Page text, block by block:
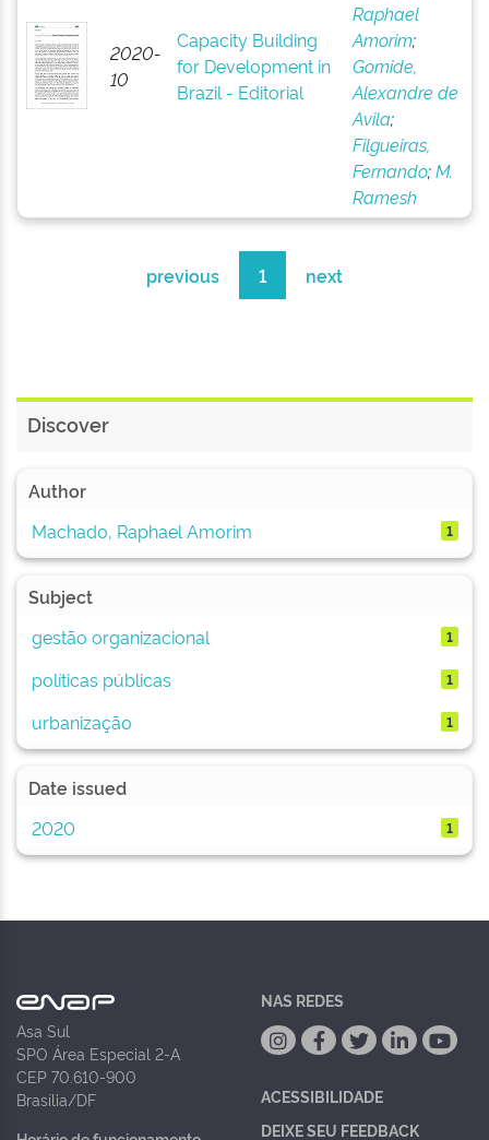
2020-
10
Capacity Building
for Development in
Brazil - Editorial
Raphael
Amorim;
Gomide,
Alexandre de
Avila;
Filgueiras,
Fernando;M.
Ramesh
previous 1 next
Discover
Author
Machado, Raphael Amorim
1
Subject
gestão organizacional
1
políticas públicas 1
urbanização 1
Date issued
2020
1
Asa Sul
SPO Área Especial 2-A
CEP 70.610-900
Brasília/DF
NAS REDES
ACESSIBILIDADE
DEIXE SEU FEEDBACK